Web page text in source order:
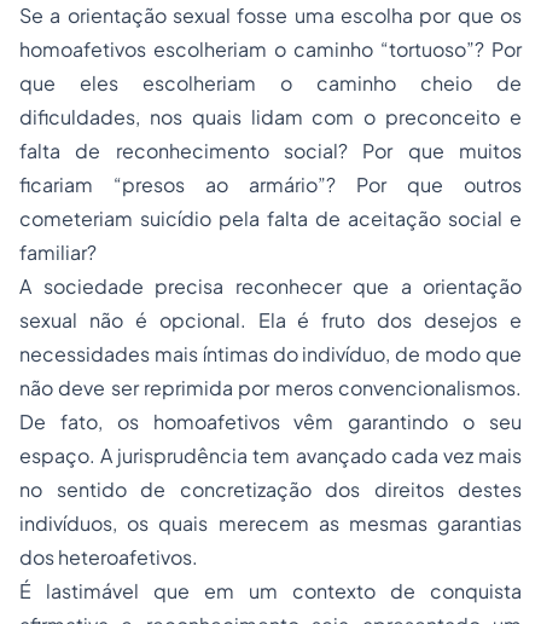
Se a orientação sexual fosse uma escolha por que os
homoafetivos escolheriam o caminho “tortuoso”? Por
que eles escolheriam o caminho cheio de
dificuldades, nos quais lidam com o preconceito e
falta de reconhecimento social? Por que muitos
ficariam “presos ao armário”? Por que outros
cometeriam suicídio pela falta de aceitação social e
familiar?
A sociedade precisa reconhecer que a orientação
sexual não é opcional. Ela é fruto dos desejos e
necessidades mais íntimas do indivíduo, de modo que
não deve ser reprimida por meros convencionalismos.
De fato, os homoafetivos vêm garantindo o seu
espaço. A jurisprudência tem avançado cada vez mais
no sentido de concretização dos direitos destes
indivíduos, os quais merecem as mesmas garantias
dos heteroafetivos.
É lastimável que em um contexto de conquista